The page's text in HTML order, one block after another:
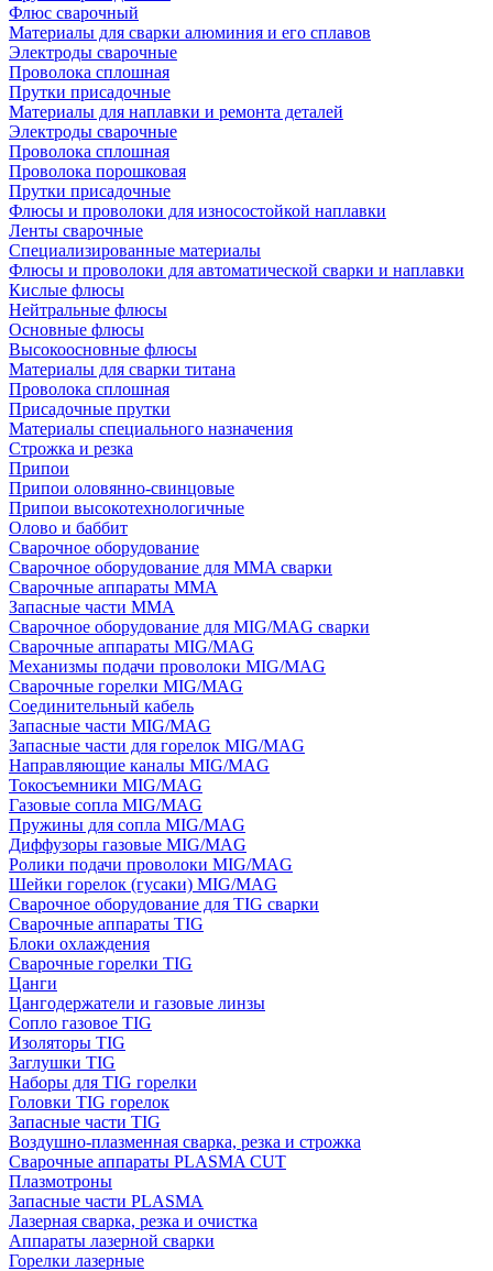
Флюс сварочный
Материалы для сварки алюминия и его сплавов
Электроды сварочные
Проволока сплошная
Прутки присадочные
Материалы для наплавки и ремонта деталей
Электроды сварочные
Проволока сплошная
Проволока порошковая
Прутки присадочные
Флюсы и проволоки для износостойкой наплавки
Ленты сварочные
Специализированные материалы
Флюсы и проволоки для автоматической сварки и наплавки
Кислые флюсы
Нейтральные флюсы
Основные флюсы
Высокоосновные флюсы
Материалы для сварки титана
Проволока сплошная
Присадочные прутки
Материалы специального назначения
Строжка и резка
Припои
Припои оловянно-свинцовые
Припои высокотехнологичные
Олово и баббит
Сварочное оборудование
Сварочное оборудование для MMA сварки
Сварочные аппараты MMA
Запасные части MMA
Сварочное оборудование для MIG/MAG сварки
Сварочные аппараты MIG/MAG
Механизмы подачи проволоки MIG/MAG
Сварочные горелки MIG/MAG
Соединительный кабель
Запасные части MIG/MAG
Запасные части для горелок MIG/MAG
Направляющие каналы MIG/MAG
Токосъемники MIG/MAG
Газовые сопла MIG/MAG
Пружины для сопла MIG/MAG
Диффузоры газовые MIG/MAG
Ролики подачи проволоки MIG/MAG
Шейки горелок (гусаки) MIG/MAG
Сварочное оборудование для TIG сварки
Сварочные аппараты TIG
Блоки охлаждения
Сварочные горелки TIG
Цанги
Цангодержатели и газовые линзы
Сопло газовое TIG
Изоляторы TIG
Заглушки TIG
Наборы для TIG горелки
Головки TIG горелок
Запасные части TIG
Воздушно-плазменная сварка, резка и строжка
Сварочные аппараты PLASMA CUT
Плазмотроны
Запасные части PLASMA
Лазерная сварка, резка и очистка
Аппараты лазерной сварки
Горелки лазерные